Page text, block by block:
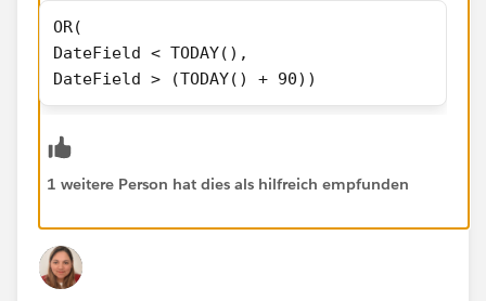
OR(
DateField < TODAY(),
DateField > (TODAY() + 90))
1 weitere Person hat dies als hilfreich empfunden